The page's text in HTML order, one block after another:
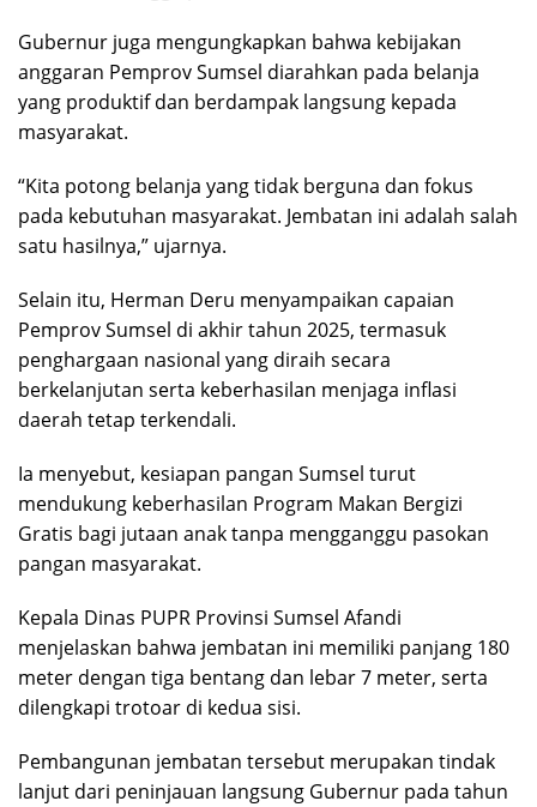
Gubernur juga mengungkapkan bahwa kebijakan
anggaran Pemprov Sumsel diarahkan pada belanja
yang produktif dan berdampak langsung kepada
masyarakat.
“Kita potong belanja yang tidak berguna dan fokus
pada kebutuhan masyarakat. Jembatan ini adalah salah
satu hasilnya,” ujarnya.
Selain itu, Herman Deru menyampaikan capaian
Pemprov Sumsel di akhir tahun 2025, termasuk
penghargaan nasional yang diraih secara
berkelanjutan serta keberhasilan menjaga inflasi
daerah tetap terkendali.
Ia menyebut, kesiapan pangan Sumsel turut
mendukung keberhasilan Program Makan Bergizi
Gratis bagi jutaan anak tanpa mengganggu pasokan
pangan masyarakat.
Kepala Dinas PUPR Provinsi Sumsel Afandi
menjelaskan bahwa jembatan ini memiliki panjang 180
meter dengan tiga bentang dan lebar 7 meter, serta
dilengkapi trotoar di kedua sisi.
Pembangunan jembatan tersebut merupakan tindak
lanjut dari peninjauan langsung Gubernur pada tahun